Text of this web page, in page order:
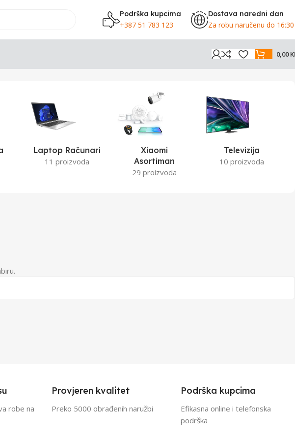
Podrška kupcima
+387 51 783 123
Dostava naredni dan
Za robu naručenu do
0,00
Laptop Računari
11 proizvoda
Xiaomi
Asortiman
29 proizvoda
Televizija
10 proizvoda
robe na
Provjeren kvalitet
Preko 5000 obrađenih naružbi
Podrška kupcima
Efikasna online i telefonska
podrška